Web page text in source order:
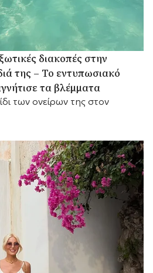
διακοπές στην
της – Το εντυπωσιακό
τα βλέμματα
των ονείρων της στον